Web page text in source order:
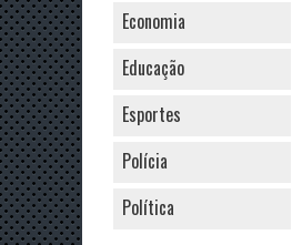
Economia
Educação
Esportes
Polícia
Política